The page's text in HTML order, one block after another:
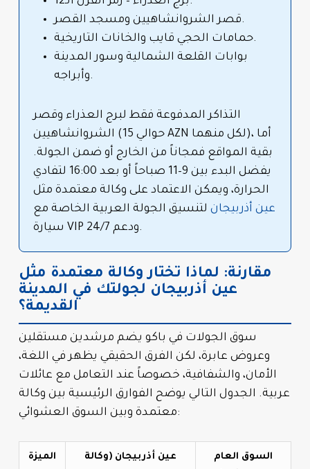
قصر الشروانشاهيين ومسجد القصر.
حمامات الحجي قايب والخانات التاريخية.
بوابات القلعة الشمالية وسور المدينة
وأبراجه.
التذاكر المدفوعة فقط لبرج العذراء وقصر
الشروانشاهيين (حوالي 15 AZN لكل منهما)، أما
بقية المواقع فمجاناً من الخارج أو ضمن الجولة.
يفضل البدء بين 9–11 صباحاً أو بعد 16:00 لتفادي
الحرارة، ويمكن الاعتماد على وكالة معتمدة مثل
عين أذربيجان لتنسيق الجولة العربية الخاصة مع
سيارة VIP ودعم 24/7.
مقارنة: لماذا تختار وكالة معتمدة مثل
عين أذربيجان لجولتك في المدينة
القديمة؟
سوق الجولات في باكو يضم مرشدين مستقلين
وعروض عابرة، لكن الفرق الحقيقي يظهر في اللغة،
الأمان، والشفافية، خصوصاً عند التعامل مع عائلات
عربية. الجدول التالي يوضح الفوارق الرئيسية بين وكالة
معتمدة وبين السوق العشوائي:
الميزة
عين أذربيجان (وكالة
السوق العام